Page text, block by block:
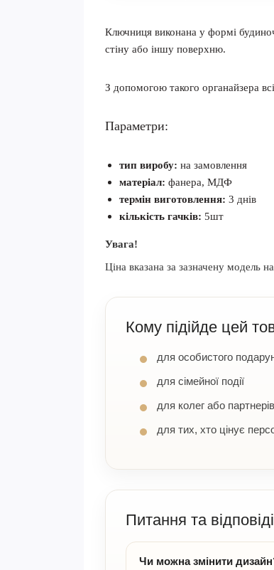
Ключниця виконана у формі
стіну або іншу поверхню.
З допомогою такого органайзера
Параметри:
тип виробу: на замовлення
матеріал: фанера, МДФ
термін виготовлення: 3 днів
кількість гачків: 5шт
Увага!
Ціна вказана за зазначену модель
Кому підійде цей
для особистого
для сімейної події
для колег або партнерів
для тих, хто цінує
Питання та відповіді
Чи можна змінити